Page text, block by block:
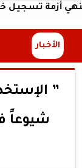
تسجيل خطوط
الأخبار
”
شيوعاً